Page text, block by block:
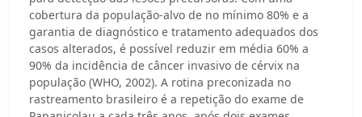
cobertura da população-alvo de no mínimo 80% e a
garantia de diagnóstico e tratamento adequados dos
casos alterados, é possível reduzir em média 60% a
90% da incidência de câncer invasivo de cérvix na
população (WHO, 2002). A rotina preconizada no
rastreamento brasileiro é a repetição do exame de